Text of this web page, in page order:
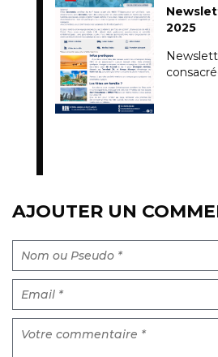
2025
AJOUTER UN